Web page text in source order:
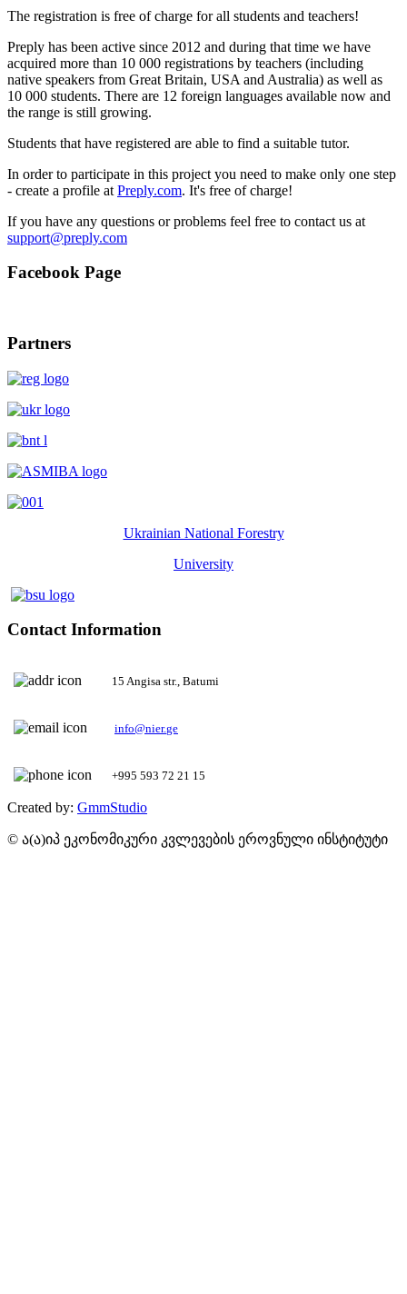
The registration is free of charge for all students and teachers!
Preply has been active since 2012 and during that time we have
acquired more than 10 000 registrations by teachers (including
native speakers from Great Britain, USA and Australia) as well as
10 000 students. There are 12 foreign languages available now and
the range is still growing.
Students that have registered are able to find a suitable tutor.
In order to participate in this project you need to make only one step
- create a profile at Preply.com. It's free of charge!
If you have any questions or problems feel free to contact us at
Facebook Page
Partners
Ukrainian National Forestry
University
Contact Information
15 Angisa str., Batumi
+995 593 72 21 15
Created by: GmmStudio
© ა(ა)იპ ეკონომიკური კვლევების ეროვნული ინსტიტუტი